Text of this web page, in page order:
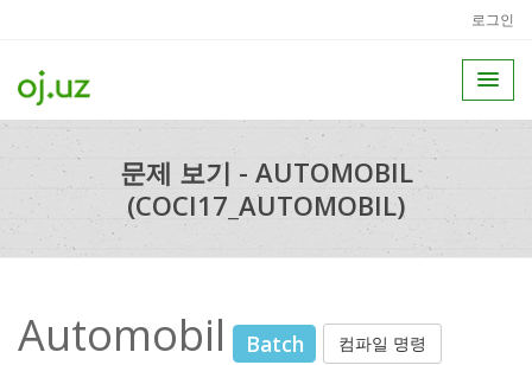
로그인
문제 보기 - AUTOMOBIL
(COCI17_AUTOMOBIL)
Automobil Batch 컴파일 명령